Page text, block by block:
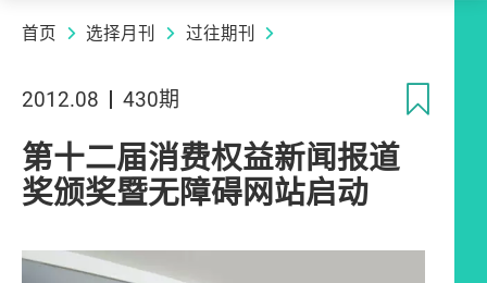
首页 选择月刊 过往期刊
2012.08 430期
第十二届消费权益新闻报道
奖颁奖暨无障碍网站启动